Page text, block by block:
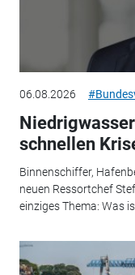
06.08.2026
schnellen
Binnenschiffer,
neuen Ressortchef
einziges Thema: Was